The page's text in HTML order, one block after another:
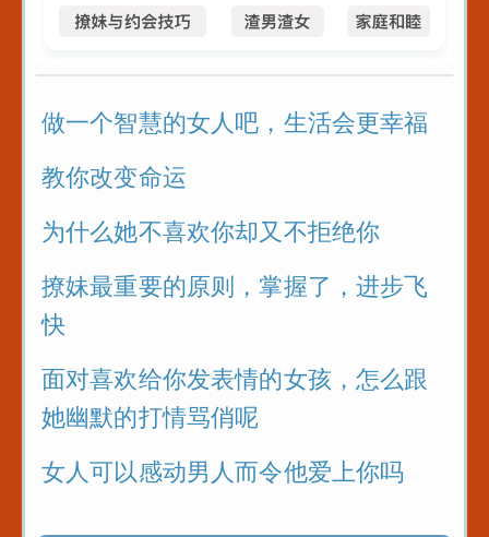
做一个智慧的女人吧，生活会更幸福
教你改变命运
为什么她不喜欢你却又不拒绝你
撩妹最重要的原则，掌握了，进步飞
快
面对喜欢给你发表情的女孩，怎么跟
她幽默的打情骂俏呢
女人可以感动男人而令他爱上你吗